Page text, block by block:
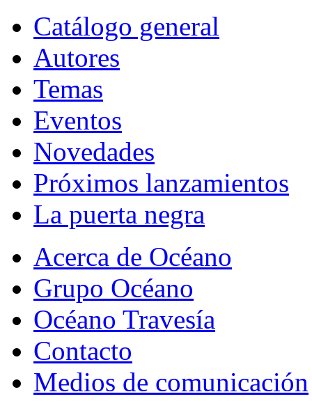
Catálogo general
Autores
Temas
Eventos
Novedades
Próximos lanzamientos
La puerta negra
Acerca de Océano
Grupo Océano
Océano Travesía
Contacto
Medios de comunicación